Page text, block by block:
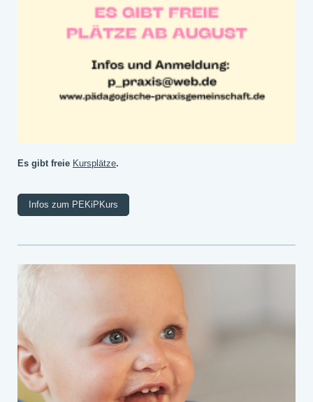
Es gibt freie Kursplätze.
Infos zum PEKiPKurs